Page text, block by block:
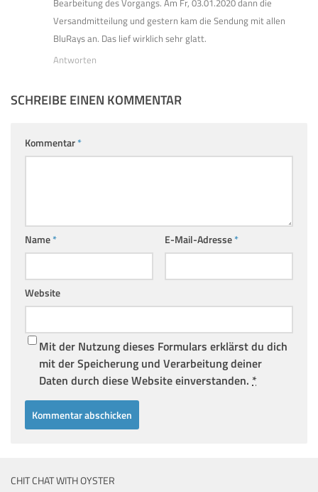
Versandmitteilung und gestern kam die Sendung mit allen
BluRays an. Das lief wirklich sehr glatt.
Antworten
SCHREIBE EINEN KOMMENTAR
Kommentar*
Name* E-Mail-Adresse*
Website
Mit der Nutzung dieses Formulars erklärst du dich
mit der Speicherung und Verarbeitung deiner
Daten durch diese Website einverstanden. *
CHIT CHAT WITH OYSTER